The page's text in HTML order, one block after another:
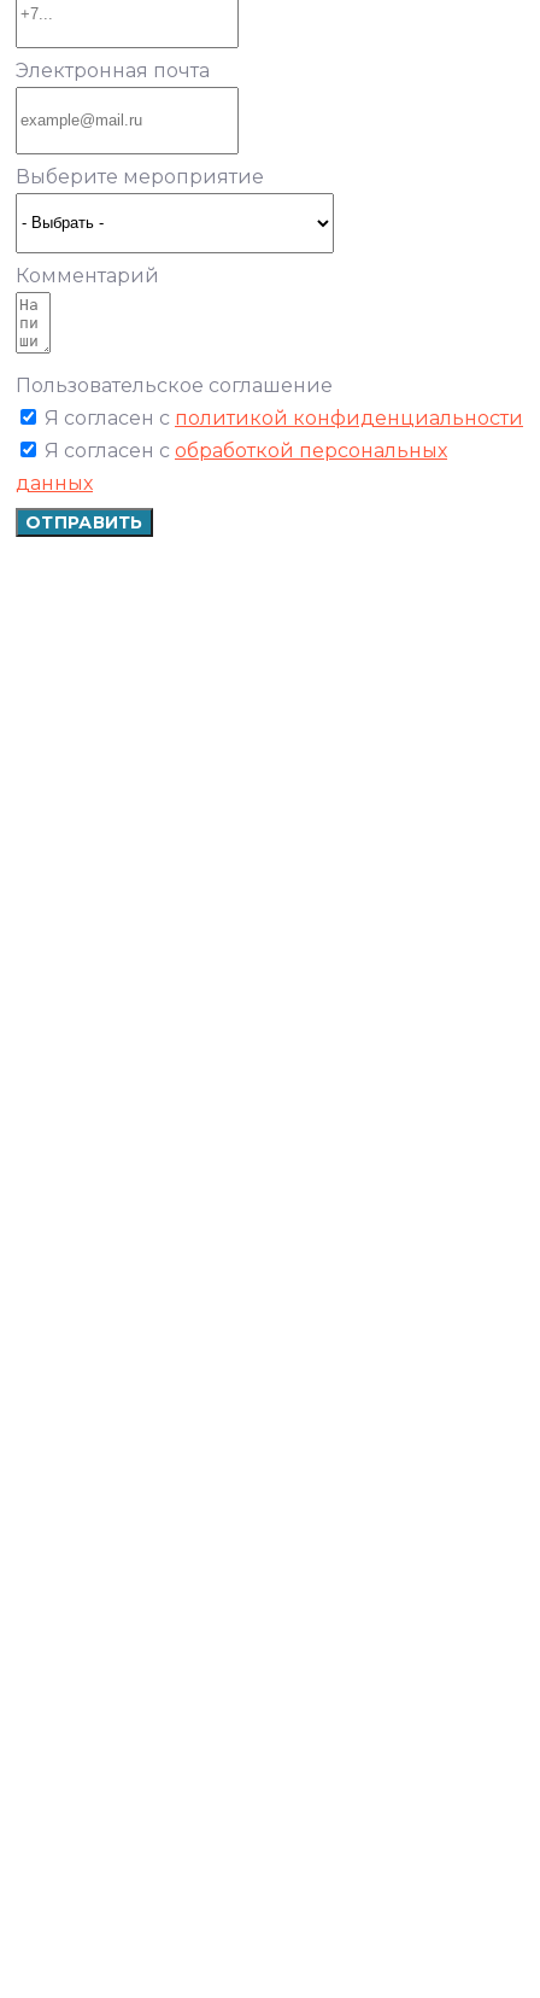
Электронная почта
Выберите мероприятие
Комментарий
Пользовательское соглашение
Я согласен с политикой конфиденциальности
Я согласен с обработкой персональных
данных
ОТПРАВИТЬ